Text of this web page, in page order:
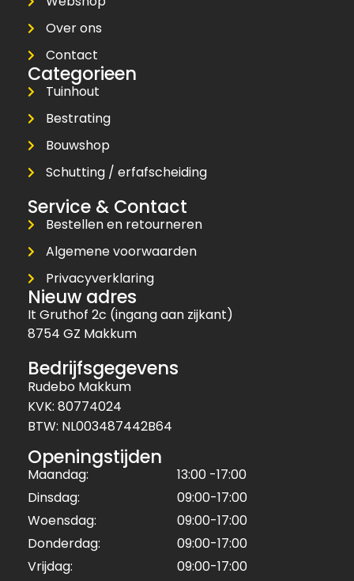
Over ons
Contact
Categorieen
Tuinhout
Bestrating
Bouwshop
Schutting / erfafscheiding
Service & Contact
Bestellen en retourneren
Algemene voorwaarden
Privacyverklaring
Nieuw adres
It Gruthof 2c (ingang aan zijkant)
8754 GZ Makkum
Bedrijfsgegevens
Rudebo Makkum
KVK: 80774024
BTW: NL003487442B64
Openingstijden
Maandag:
13:00 -17:00
Dinsdag:
09:00-17:00
Woensdag:
09:00-17:00
Donderdag:
09:00-17:00
Vrijdag:
09:00-17:00